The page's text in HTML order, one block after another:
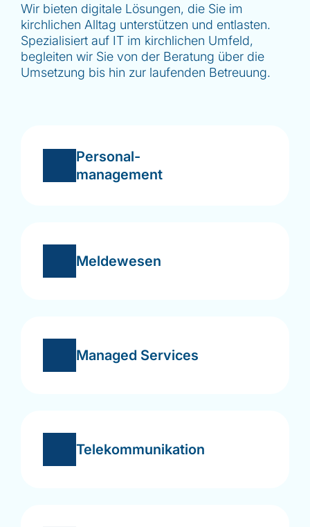
Wir bieten digitale Lösungen, die Sie im
kirchlichen Alltag unterstützen und entlasten.
Spezialisiert auf IT im kirchlichen Umfeld,
begleiten wir Sie von der Beratung über die
Umsetzung bis hin zur laufenden Betreuung.
Personal-
management
Meldewesen
Managed Services
Telekommunikation